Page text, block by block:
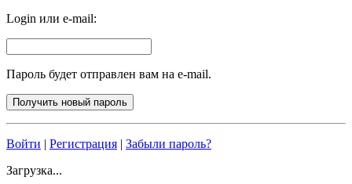
Login или e-mail:
Пароль будет отправлен вам на e-mail.
Войти | Регистрация | Забыли пароль?
Загрузка...